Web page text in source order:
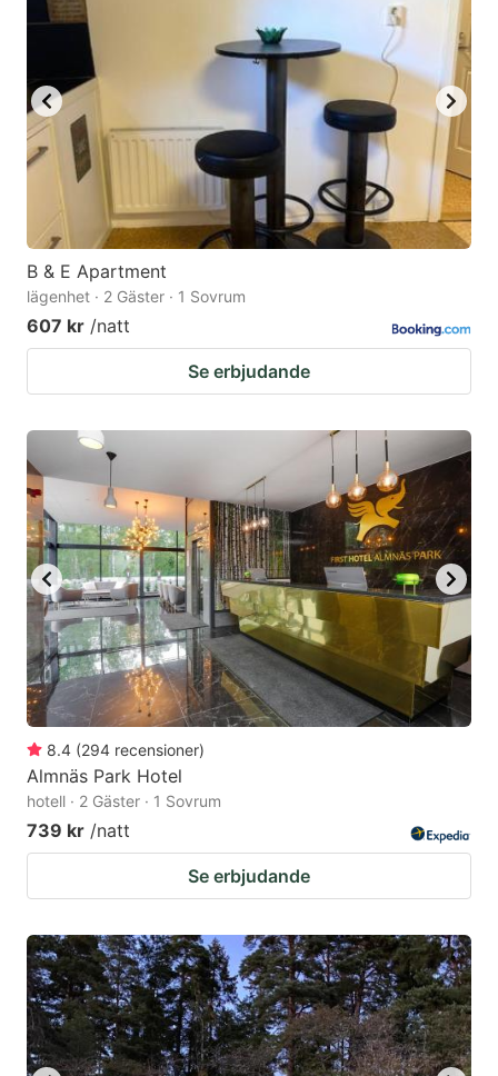
B & E Apartment
lägenhet · 2 Gäster · 1 Sovrum
607 kr /natt
Se erbjudande
8.4 (294 recensioner)
Almnäs Park Hotel
hotell · 2 Gäster · 1 Sovrum
739 kr /natt
Se erbjudande